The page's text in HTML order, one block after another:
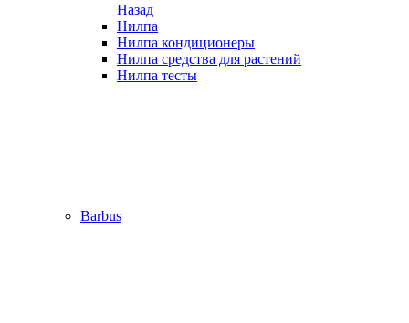
Назад
Нилпа
Нилпа кондиционеры
Нилпа средства для растений
Нилпа тесты
Barbus